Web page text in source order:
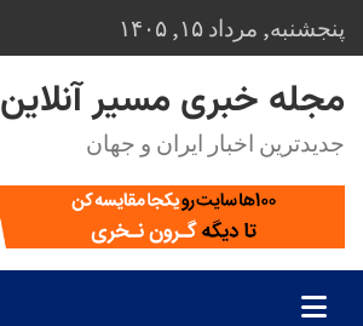
Skip
to
content
پنجشنبه, مرداد ۱۵, ۱۴۰۵
مجله خبری مسیر آنلاین
جدیدترین اخبار ایران و جهان